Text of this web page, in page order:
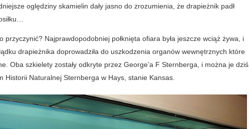
oględziny skamielin dały jasno do zrozumienia, że drapieżnik padł
przyczynić? Najprawdopodobniej połknięta ofiara była jeszcze wciąż żywa, i
drapieżnika doprowadziła do uszkodzenia organów wewnętrznych które
Oba szkielety zostały odkryte przez George’a F Sternberga, i można je dziś
Historii Naturalnej Sternberga w Hays, stanie Kansas.